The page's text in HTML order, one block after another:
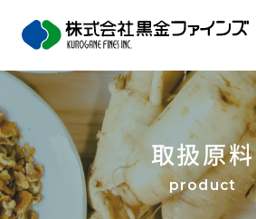
トップ
当社の強み
取扱原料